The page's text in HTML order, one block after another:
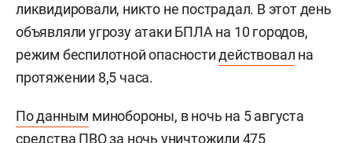
ликвидировали, никто не пострадал. В этот день
объявляли угрозу атаки БПЛА на 10 городов,
режим беспилотной опасностидействовал на
протяжении 8,5 часа.
По данным минобороны, в ночь на 5 августа
средства ПВО за ночь уничтожили 475